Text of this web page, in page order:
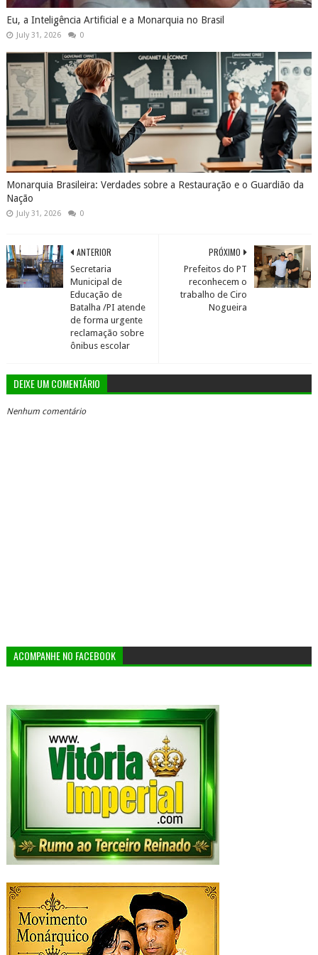
Eu, a Inteligência Artificial e a Monarquia no Brasil
July 31, 2026 0
Monarquia Brasileira: Verdades sobre a Restauração e o Guardião da
Nação
July 31, 2026 0
PRÓXIMO
Prefeitos do PT
reconhecem o
trabalho de Ciro
Nogueira
ANTERIOR
Secretaria
Municipal de
Educação de
Batalha /PI atende
de forma urgente
reclamação sobre
ônibus escolar
DEIXE UM COMENTÁRIO
Nenhum comentário
ACOMPANHE NO FACEBOOK